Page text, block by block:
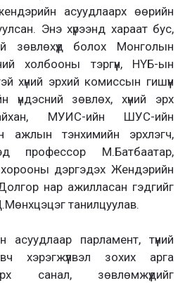
асуудлаарх өөрийн
Энэ хүрээнд хараат бус,
зөвлөхүүд болох Монголын
холбооны тэргүүн, НҮБ-ын
хүний эрхий комиссын гишүүн
үндэсний зөвлөх, хүний эрх
МУИС-ийн ШУС-ийн
ажлын тэнхимийн эрхлэгч,
профессор М.Батбаатар,
дэргэдэх Жендэрийн
нар ажилласан гэдгийг
танилцуулав.
асуудлаар парламент, түүний
хэрэгжүүлвэл зохих арга
санал, зөвлөмжүүдийг